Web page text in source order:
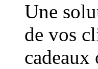
Une
de vos